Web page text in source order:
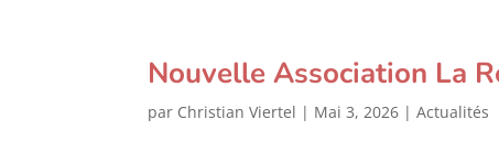
Nouvelle Association La
par Christian Viertel | Mai 3, 2026 |Actualités